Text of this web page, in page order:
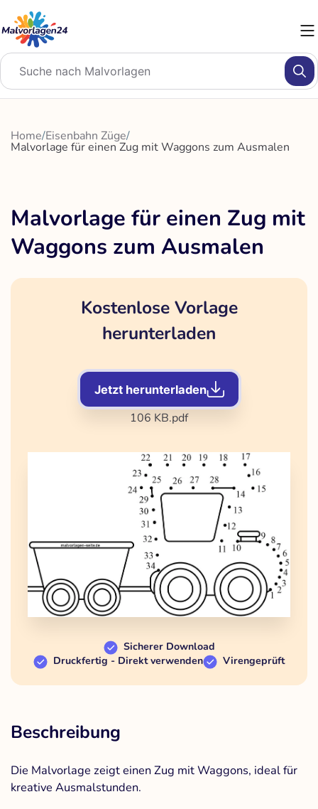
Inhalt
springen
Home/Eisenbahn Züge/
Malvorlage für einen Zug mit Waggons zum Ausmalen
Malvorlage für einen Zug mit
Waggons zum Ausmalen
Kostenlose Vorlage
herunterladen
Jetzt herunterladen
106 KB.pdf
Sicherer Download
Druckfertig - Direkt verwenden
Virengeprüft
Beschreibung
Die Malvorlage zeigt einen Zug mit Waggons, ideal für
kreative Ausmalstunden.